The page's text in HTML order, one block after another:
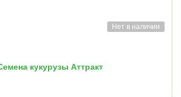
Нет в наличии
кукурузы Аттракт